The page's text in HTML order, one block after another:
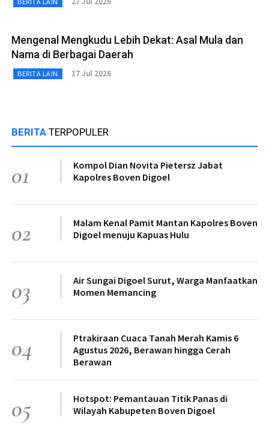
Mengenal Mengkudu Lebih Dekat: Asal Mula dan
Nama di Berbagai Daerah
BERITA LAIN 17 Jul 2026
BERITA TERPOPULER
01
Kompol Dian Novita Pietersz Jabat
Kapolres Boven Digoel
02
Malam Kenal Pamit Mantan Kapolres Boven
Digoel menuju Kapuas Hulu
03
Air Sungai Digoel Surut, Warga Manfaatkan
Momen Memancing
04
Ptrakiraan Cuaca Tanah Merah Kamis 6
Agustus 2026, Berawan hingga Cerah
Berawan
05
Hotspot: Pemantauan Titik Panas di
Wilayah Kabupeten Boven Digoel